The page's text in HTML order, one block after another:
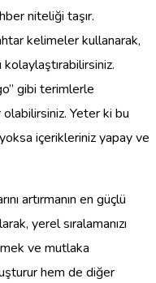
niteliği taşır.
kelimeler kullanarak,
gibi terimlerle
Yeter ki bu
içerikleriniz yapay ve
artırmanın en güçlü
yerel sıralamanızı
ve mutlaka
hem de diğer